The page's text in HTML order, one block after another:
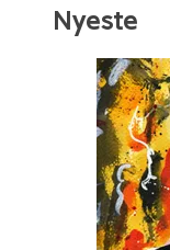
Nyeste